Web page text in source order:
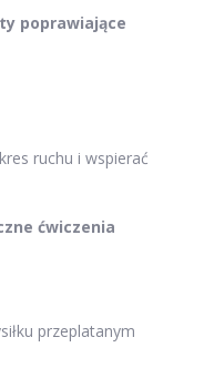
poprawiające
ruchu i wspierać
ćwiczenia
przeplatanym